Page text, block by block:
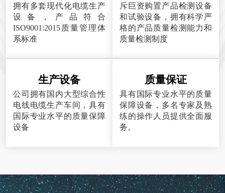
拥有多套现代化电缆生产
设备，产品符合
ISO9001:2015质量管理体
系标准
斥巨资购置产品检测设备
和试验设备，拥有科学严
格的产品质量检测能力和
质量检测制度
生产设备
公司拥有国内大型综合性
电线电缆生产车间，具有
国际专业水平的质量保障
设备
质量保证
具有国际专业水平的质量
保障设备，多名专家及熟
练的操作人员提供全面服
务。